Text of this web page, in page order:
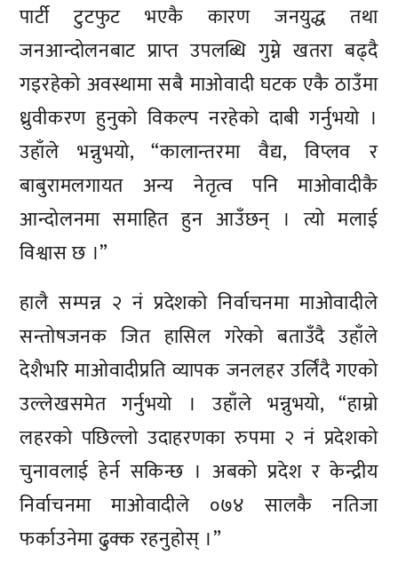
पार्टी टुटफुट भएकै कारण जनयुद्ध तथा
जनआन्दोलनबाट प्राप्त उपलब्धि गुम्ने खतरा बढ्दै
गइरहेको अवस्थामा सबै माओवादी घटक एकै ठाउँमा
ध्रुवीकरण हुनुको विकल्प नरहेको दाबी गर्नुभयो ।
उहाँले भन्नुभयो, “कालान्तरमा वैद्य, विप्लव र
बाबुरामलगायत अन्य नेतृत्व पनि माओवादीकै
आन्दोलनमा समाहित हुन आउँछन् । त्यो मलाई
विश्वास छ ।”
हालै सम्पन्न २ नं प्रदेशको निर्वाचनमा माओवादीले
सन्तोषजनक जित हासिल गरेको बताउँदै उहाँले
देशैभरि माओवादीप्रति व्यापक जनलहर उर्लिंदै गएको
उल्लेखसमेत गर्नुभयो । उहाँले भन्नुभयो, “हाम्रो
लहरको पछिल्लो उदाहरणका रुपमा २ नं प्रदेशको
चुनावलाई हेर्न सकिन्छ । अबको प्रदेश र केन्द्रीय
निर्वाचनमा माओवादीले ०७४ सालकै नतिजा
फर्काउनेमा ढुक्क रहनुहोस् ।”